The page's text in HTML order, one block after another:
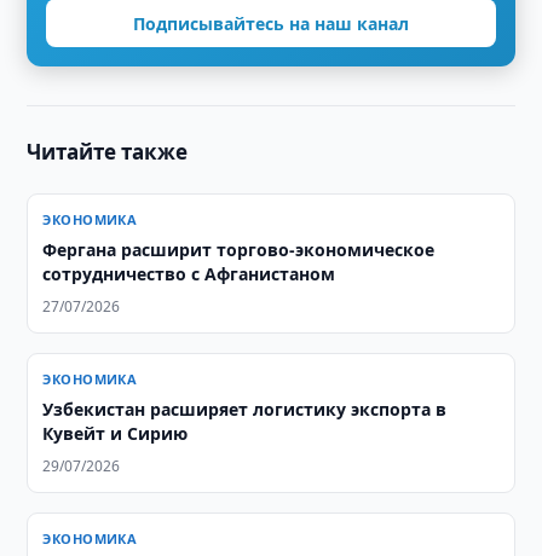
Подписывайтесь на наш канал
Читайте также
ЭКОНОМИКА
Фергана расширит торгово-экономическое
сотрудничество с Афганистаном
27/07/2026
ЭКОНОМИКА
Узбекистан расширяет логистику экспорта в
Кувейт и Сирию
29/07/2026
ЭКОНОМИКА